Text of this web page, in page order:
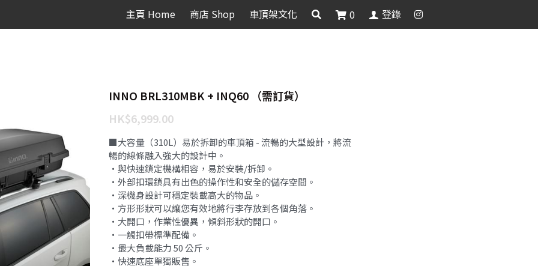
主頁 Home 商店 Shop 車頂架文化 0 登錄
INNO BRL310MBK + INQ60 （需訂貨）
HK$6,999.00
■大容量（310L）易於拆卸的車頂箱 - 流暢的大型設計，將流
暢的線條融入強大的設計中。
・與快速鎖定機構相容，易於安裝/拆卸。
・外部扣環鎖具有出色的操作性和安全的儲存空間。
・深機身設計可穩定裝載高大的物品。
・方形形狀可以讓您有效地將行李存放到各個角落。
・大開口，作業性優異，傾斜形狀的開口。
・一觸扣帶標準配備。
・最大負載能力 50 公斤。
・快速底座單獨販售。